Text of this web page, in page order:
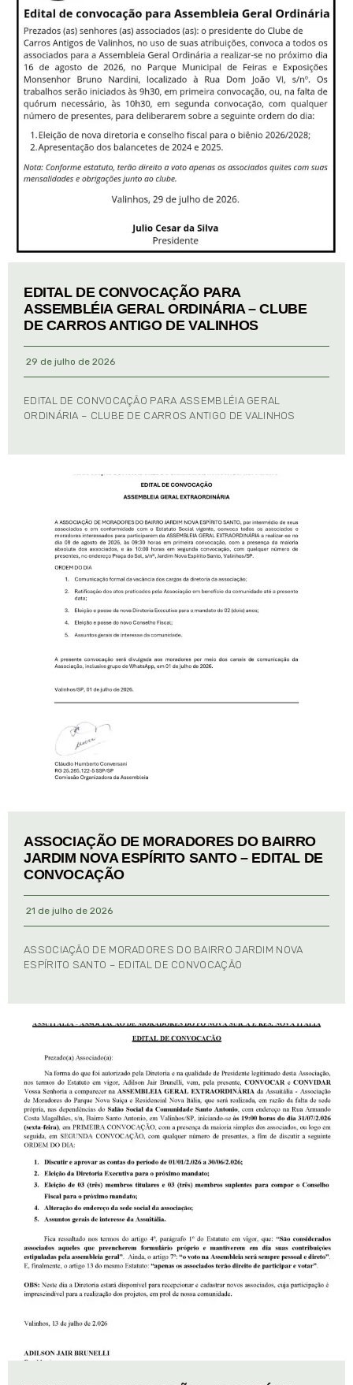
EDITAL DE CONVOCAÇÃO PARA
ASSEMBLÉIA GERAL ORDINÁRIA – CLUBE
DE CARROS ANTIGO DE VALINHOS
29 de julho de 2026
EDITAL DE CONVOCAÇÃO PARA ASSEMBLÉIA GERAL
ORDINÁRIA – CLUBE DE CARROS ANTIGO DE VALINHOS
ASSOCIAÇÃO DE MORADORES DO BAIRRO
JARDIM NOVA ESPÍRITO SANTO – EDITAL DE
CONVOCAÇÃO
21 de julho de 2026
ASSOCIAÇÃO DE MORADORES DO BAIRRO JARDIM NOVA
ESPÍRITO SANTO – EDITAL DE CONVOCAÇÃO